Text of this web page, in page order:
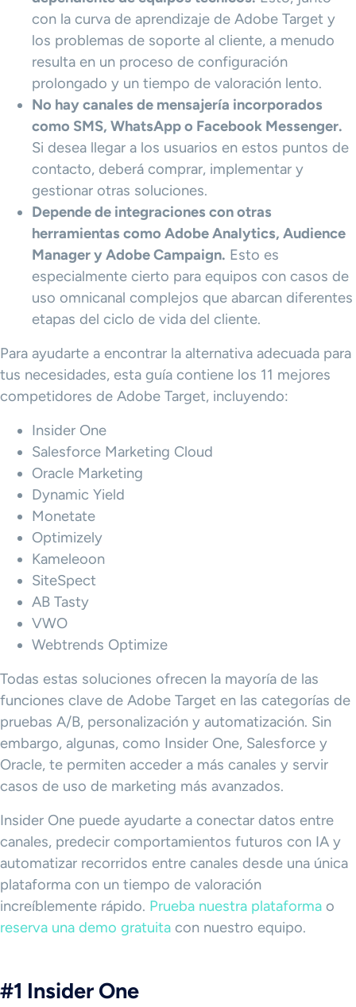
con la curva de aprendizaje de Adobe Target y
los problemas de soporte al cliente, a menudo
resulta en un proceso de configuración
prolongado y un tiempo de valoración lento.
No hay canales de mensajería incorporados
como SMS, WhatsApp o Facebook Messenger.
Si desea llegar a los usuarios en estos puntos de
contacto, deberá comprar, implementar y
gestionar otras soluciones.
Depende de integraciones con otras
herramientas como Adobe Analytics, Audience
Manager y Adobe Campaign. Esto es
especialmente cierto para equipos con casos de
uso omnicanal complejos que abarcan diferentes
etapas del ciclo de vida del cliente.
Para ayudarte a encontrar la alternativa adecuada para
tus necesidades, esta guía contiene los 11 mejores
competidores de Adobe Target, incluyendo:
Insider One
Salesforce Marketing Cloud
Oracle Marketing
Dynamic Yield
Monetate
Optimizely
Kameleoon
SiteSpect
AB Tasty
VWO
Webtrends Optimize
Todas estas soluciones ofrecen la mayoría de las
funciones clave de Adobe Target en las categorías de
pruebas A/B, personalización y automatización. Sin
embargo, algunas, como Insider One, Salesforce y
Oracle, te permiten acceder a más canales y servir
casos de uso de marketing más avanzados.
Insider One puede ayudarte a conectar datos entre
canales, predecir comportamientos futuros con IA y
automatizar recorridos entre canales desde una única
plataforma con un tiempo de valoración
increíblemente rápido. Prueba nuestra plataforma o
reserva una demo gratuita con nuestro equipo.
#1 Insider One